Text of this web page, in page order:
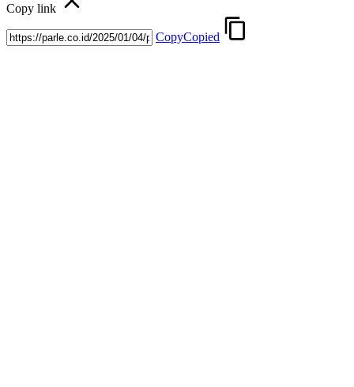
Copy link
CopyCopied